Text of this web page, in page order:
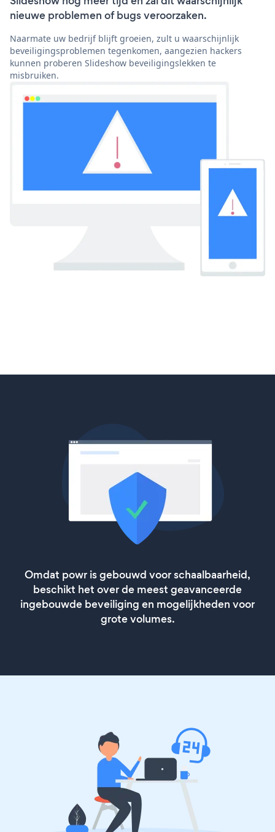
nieuwe problemen of bugs veroorzaken.
Naarmate uw bedrijf blijft groeien, zult u waarschijnlijk
beveiligingsproblemen tegenkomen, aangezien hackers
kunnen proberen Slideshow beveiligingslekken te
misbruiken.
Omdat powr is gebouwd voor schaalbaarheid,
beschikt het over de meest geavanceerde
ingebouwde beveiliging en mogelijkheden voor
grote volumes.